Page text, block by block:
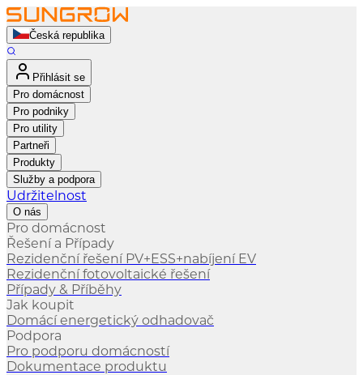
Česká republika
Přihlásit se
Pro domácnost
Pro podniky
Pro utility
Partneři
Produkty
Služby a podpora
Udržitelnost
O nás
Pro domácnost
Řešení a Případy
Rezidenční řešení PV+ESS+nabíjení EV
Rezidenční fotovoltaické řešení
Případy & Příběhy
Jak koupit
Domácí energetický odhadovač
Podpora
Pro podporu domácností
Dokumentace produktu